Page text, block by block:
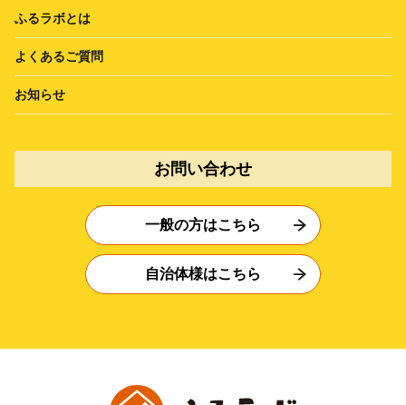
ふるラボとは
よくあるご質問
お知らせ
お問い合わせ
一般の方はこちら
自治体様はこちら